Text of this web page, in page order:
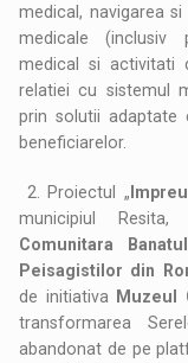
medical, navigarea
medicale (inclusiv
medical si activitati
relatiei cu sistemul
prin solutii adaptate
beneficiarelor.
2. Proiectul „
municipiul
Comunitara
Peisagistilor din
de initiativa
Muzeul
transformarea
abandonat de pe